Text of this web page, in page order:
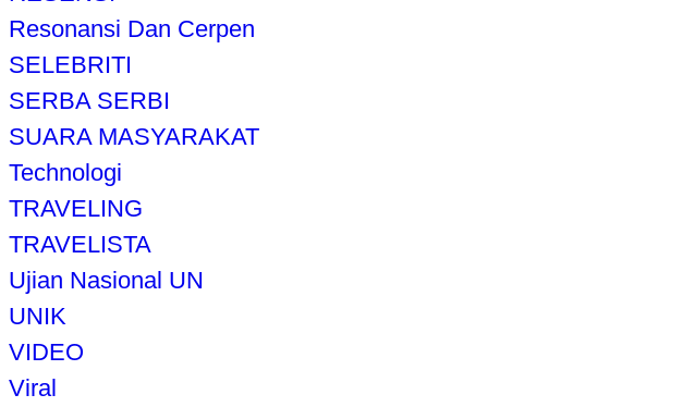
Resonansi Dan Cerpen
SELEBRITI
SERBA SERBI
SUARA MASYARAKAT
Technologi
TRAVELING
TRAVELISTA
Ujian Nasional UN
UNIK
VIDEO
Viral